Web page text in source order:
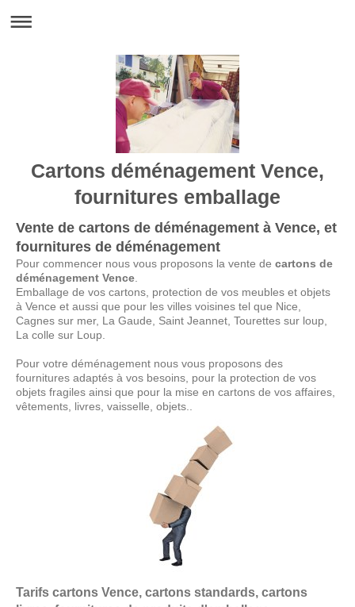
Cartons déménagement Vence,
fournitures emballage
Vente de cartons de déménagement à Vence, et
fournitures de déménagement
Pour commencer nous vous proposons la vente de cartons de
déménagement Vence
Emballage de vos cartons, protection de vos meubles et objets
à Vence et aussi que pour les villes voisines tel que Nice,
Cagnes sur mer, La Gaude, Saint Jeannet, Tourettes sur loup,
La colle sur Loup.
Pour votre déménagement nous vous proposons des
fournitures adaptés à vos besoins, pour la protection de vos
objets fragiles ainsi que pour la mise en cartons de vos affaires,
vêtements, livres, vaisselle, objets..
Tarifs cartons Vence, cartons standards, cartons